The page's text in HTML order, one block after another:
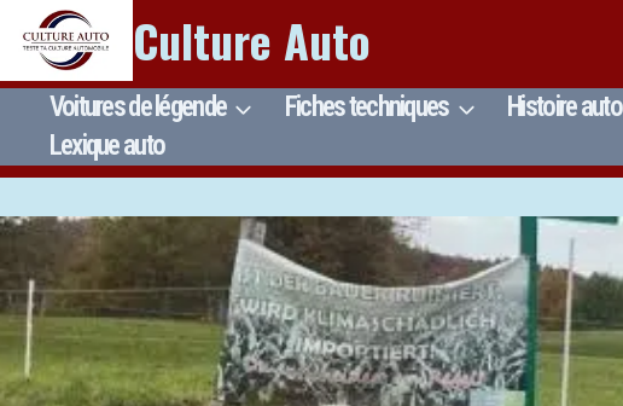
Aller
au
contenu
Culture Auto
Voitures de légende Fiches techniques Histoire auto
Lexique auto